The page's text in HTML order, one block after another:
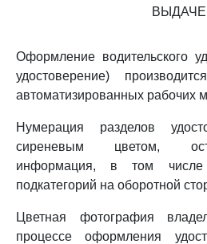
ВЫДАЧЕ
Оформление водительского
удостоверение)
автоматизированных рабочих
Нумерация разделов
сиреневым цветом,
информация, в том числе
подкатегорий на оборотной
Цветная фотография
процессе оформления